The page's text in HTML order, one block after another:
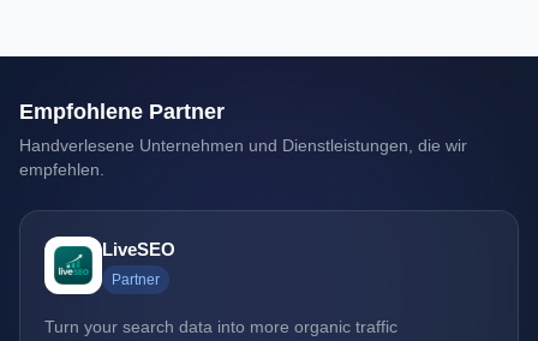
Empfohlene Partner
Handverlesene Unternehmen und Dienstleistungen, die wir
empfehlen.
LiveSEO
Partner
Turn your search data into more organic traffic